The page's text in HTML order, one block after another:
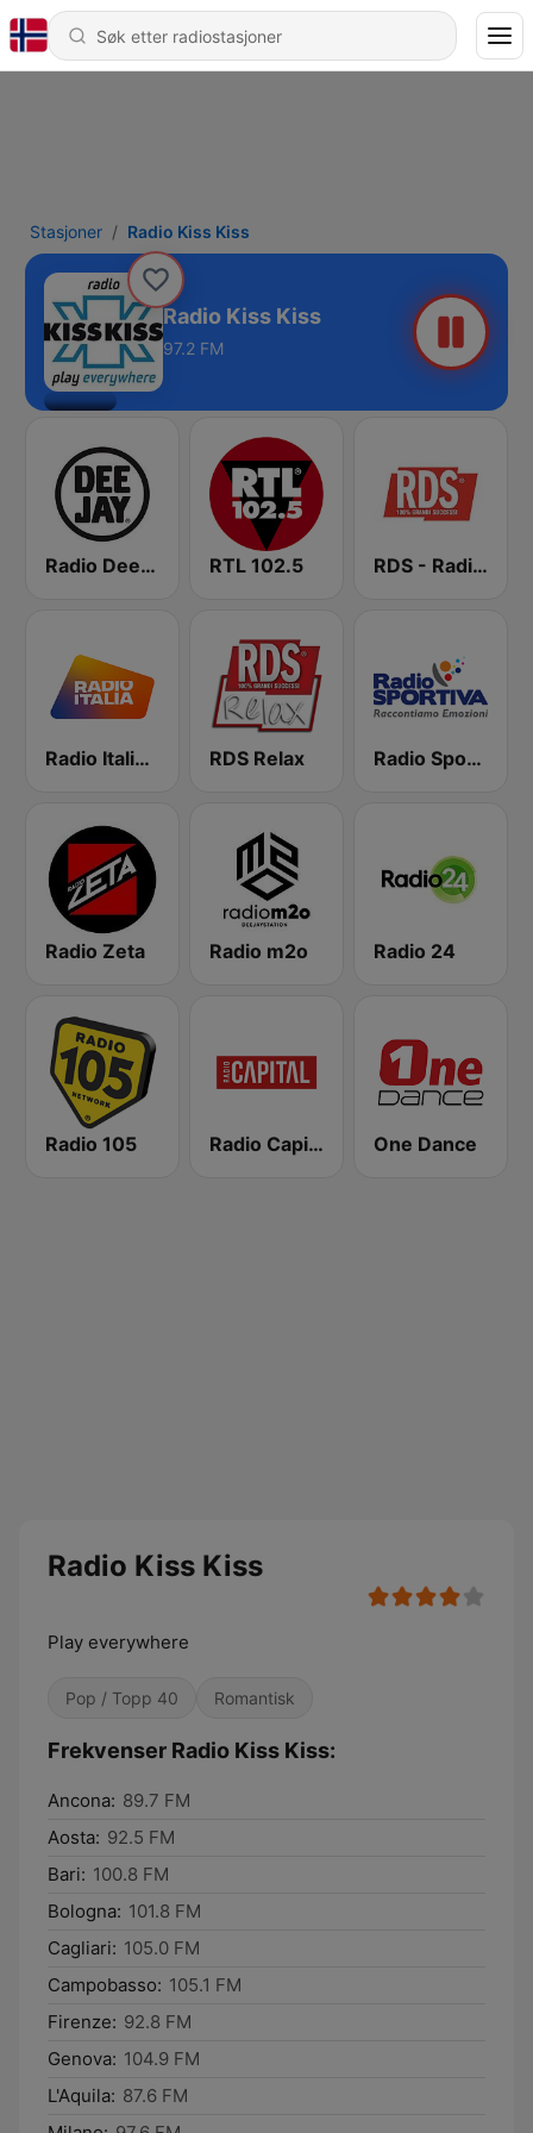
Stasjoner Radio Kiss Kiss
Radio Kiss Kiss
97.2 FM
Radio Deejay RTL 102.5 RDS - Radio Dimensione Suono
Radio Italia solomusicaitaliana RDS Relax Radio Sportiva
Radio Zeta Radio m2o Radio 24
Radio 105 Radio Capital One Dance
Radio Kiss Kiss
Play everywhere
Pop / Topp 40 Romantisk
Frekvenser Radio Kiss Kiss:
Ancona: 89.7 FM
Aosta: 92.5 FM
Bari: 100.8 FM
Bologna: 101.8 FM
Cagliari: 105.0 FM
Campobasso: 105.1 FM
Firenze: 92.8 FM
Genova: 104.9 FM
L'Aquila: 87.6 FM